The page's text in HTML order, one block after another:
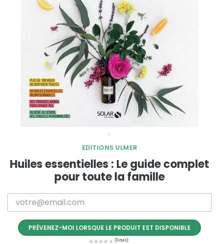
EDITIONS ULMER
Huiles essentielles : Le guide complet
pour toute la famille
PRÉVENEZ-MOI LORSQUE LE PRODUIT EST DISPONIBLE